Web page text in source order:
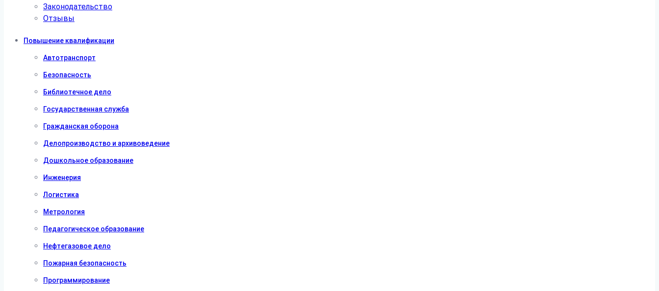
Законодательство
Отзывы
Повышение квалификации
Автотранспорт
Безопасность
Библиотечное дело
Государственная служба
Гражданская оборона
Делопроизводство и архивоведение
Дошкольное образование
Инженерия
Логистика
Метрология
Педагогическое образование
Нефтегазовое дело
Пожарная безопасность
Программирование